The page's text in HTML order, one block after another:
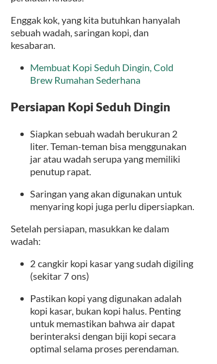
Enggak kok, yang kita butuhkan hanyalah
sebuah wadah, saringan kopi, dan
kesabaran.
Membuat Kopi Seduh Dingin, Cold
Brew Rumahan Sederhana
Persiapan Kopi Seduh Dingin
Siapkan sebuah wadah berukuran 2
liter. Teman-teman bisa menggunakan
jar atau wadah serupa yang memiliki
penutup rapat.
Saringan yang akan digunakan untuk
menyaring kopi juga perlu dipersiapkan.
Setelah persiapan, masukkan ke dalam
wadah:
2 cangkir kopi kasar yang sudah digiling
(sekitar 7 ons)
Pastikan kopi yang digunakan adalah
kopi kasar, bukan kopi halus. Penting
untuk memastikan bahwa air dapat
berinteraksi dengan biji kopi secara
optimal selama proses perendaman.